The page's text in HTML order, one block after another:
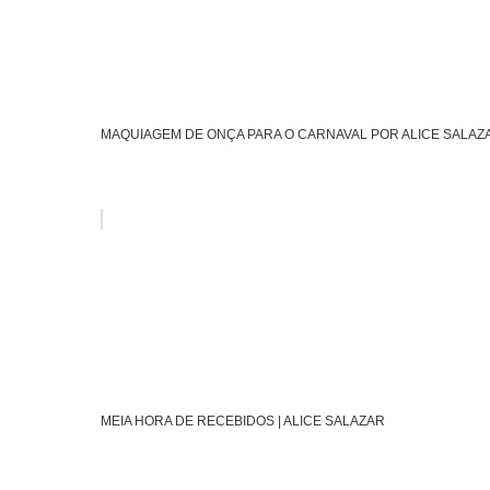
MAQUIAGEM DE ONÇA PARA O CARNAVAL POR ALICE
MEIA HORA DE RECEBIDOS | ALICE SALAZAR